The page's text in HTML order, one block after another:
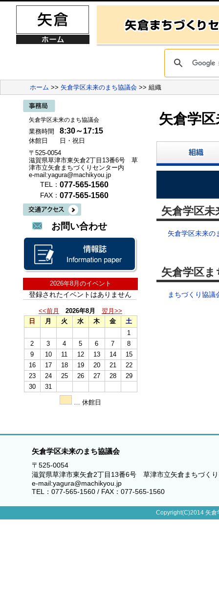
ホーム >> 矢倉学区未来のまち協議会 >> 組織
矢倉学区未来のまち協議会
業務時間 8:30～17:15
休館日
日・祝日
〒525-0054
滋賀県草津市東矢倉2丁目13番6号 草
津市立矢倉まちづくりセンター内
e-mail:yagura@machikyou.jp
TEL： 077-565-1560
FAX： 077-565-1560
お問い合わせ
2026年8月のイベント
登録されたイベントはありません
<<前月 2026年8月
翌月>>
日
月 火 水 木 金
土
1
2
3 4 5 6 7
8
9
10 11 12 13 14
15
16
17 18 19 20 21
22
23
24 25 26 27 28
29
30
31
… 休館日
矢倉学
矢倉学区
矢倉学区未来の
矢倉学区
まちづくり協議
矢倉学区未来のまち協議会
〒525-0054
滋賀県草津市東矢倉2丁目13番6号 草津市立矢倉まちづく
e-mail:yagura@machikyou.jp
TEL：077-565-1560 / FAX：077-565-1560
Copyright(C)2014 矢倉